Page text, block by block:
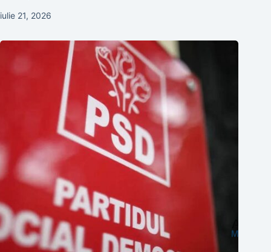
iulie 21, 2026